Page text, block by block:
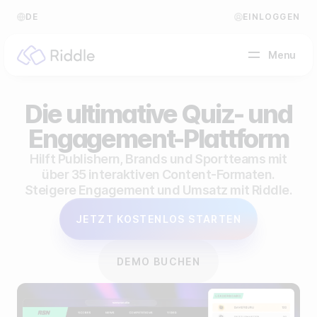
DE EINLOGGEN
Menu
NACH CONTENT-TYP
Quiz erstellen
Persönlichkeitstest erstellen
Umfrage / Abstimmung erstellen
Formular erstellen
Leaderboard erstellen
Hilfe Center
Die ultimative Quiz- und
Engagement-Plattform
Hilft Publishern, Brands und Sportteams mit
über 35 interaktiven Content-Formaten.
Steigere Engagement und Umsatz mit Riddle.
JETZT KOSTENLOS STARTEN
DEMO BUCHEN